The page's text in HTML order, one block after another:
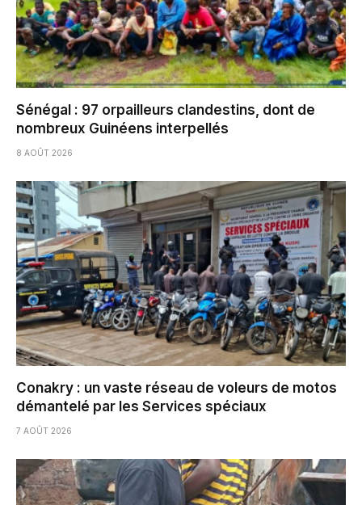
Sénégal : 97 orpailleurs clandestins, dont de
nombreux Guinéens interpellés
8 AOÛT 2026
Conakry : un vaste réseau de voleurs de motos
démantelé par les Services spéciaux
7 AOÛT 2026